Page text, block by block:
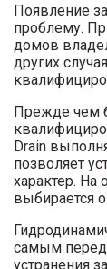
Появление
проблему.
домов
других
Прежде чем
Drain
позволяет
характер. На
выбирается
самым
устранения